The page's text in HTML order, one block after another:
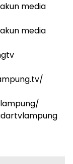
media
media